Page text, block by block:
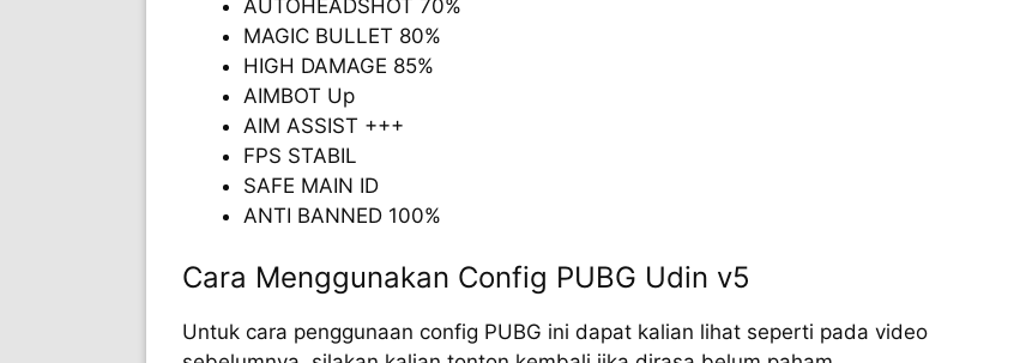
AUTOHEADSHOT 70%
MAGIC BULLET 80%
HIGH DAMAGE 85%
AIMBOT Up
AIM ASSIST +++
FPS STABIL
SAFE MAIN ID
ANTI BANNED 100%
Cara Menggunakan Config PUBG Udin v5
Untuk cara penggunaan config PUBG ini dapat kalian lihat seperti pada video